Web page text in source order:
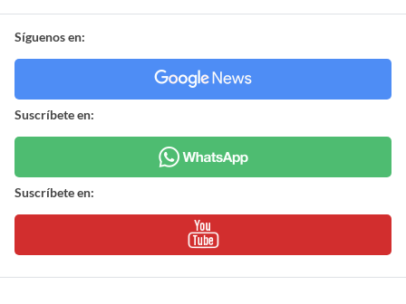
Síguenos en:
Suscríbete en:
Suscríbete en: